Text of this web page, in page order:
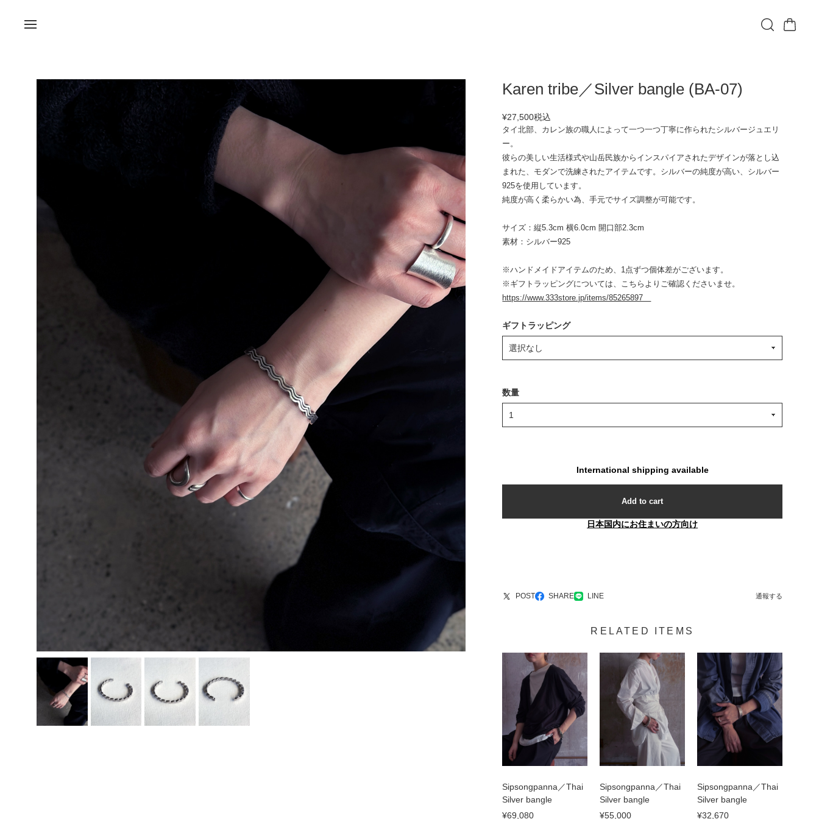
Karen tribe／Silver bangle (BA-07)
¥27,500税込
タイ北部、カレン族の職人によって一つ一つ丁寧に作られたシルバージュエリ
ー。
彼らの美しい生活様式や山岳民族からインスパイアされたデザインが落とし込
まれた、モダンで洗練されたアイテムです。シルバーの純度が高い、シルバー
925を使用しています。
純度が高く柔らかい為、手元でサイズ調整が可能です。
サイズ：縦5.3cm 横6.0cm 開口部2.3cm
素材：シルバー925
※ハンドメイドアイテムのため、1点ずつ個体差がございます。
※ギフトラッピングについては、こちらよりご確認くださいませ。
https://www.333store.jp/items/85265897
ギフトラッピング
数量
International shipping available
Add to cart
日本国内にお住まいの方向け
POST SHARE LINE 通報する
RELATED ITEMS
Sipsongpanna／Thai
Silver bangle
¥69,080
Sipsongpanna／Thai
Silver bangle
¥55,000
Sipsongpanna／Thai
Silver bangle
¥32,670